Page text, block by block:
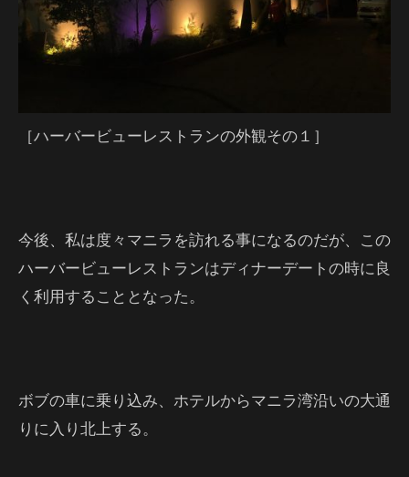
［ハーバービューレストランの外観その１］
今後、私は度々マニラを訪れる事になるのだが、この
ハーバービューレストランはディナーデートの時に良
く利用することとなった。
ボブの車に乗り込み、ホテルからマニラ湾沿いの大通
りに入り北上する。